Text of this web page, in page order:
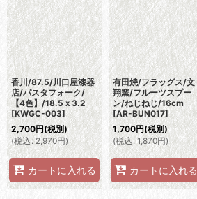
香川/87.5/川口屋漆器
店/パスタフォーク/
【4色】/18.5ｘ3.2
[KWGC-003]
2,700円(税別)
(税込 : 2,970円)
カートに入れる
有田焼/フラッグス/文
翔窯/フルーツスプー
ン/ねじねじ/16cm
[AR-BUN017]
1,700円(税別)
(税込 : 1,870円)
カートに入れる